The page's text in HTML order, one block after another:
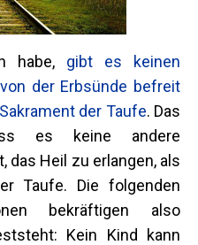
habe, gibt es keinen
der Erbsünde befreit
der Taufe. Das
es keine andere
das Heil zu erlangen, als
Taufe. Die folgenden
bekräftigen also
Kein Kind kann